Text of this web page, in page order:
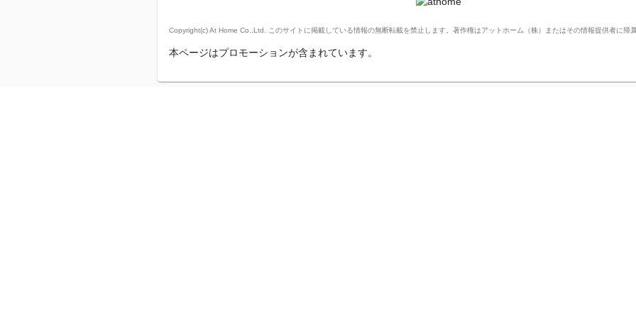
Copyright(c) At Home Co.,Ltd. このサイトに掲載している情報の無断転載を禁止します。著作権はアットホーム（株）またはその情報提供者に帰属
本ページはプロモーションが含まれています。